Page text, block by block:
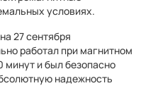
условиях.
27 сентября
работал при магнитном
минут и был безопасно
надежность